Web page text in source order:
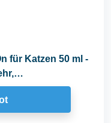
für Katzen 50 ml -